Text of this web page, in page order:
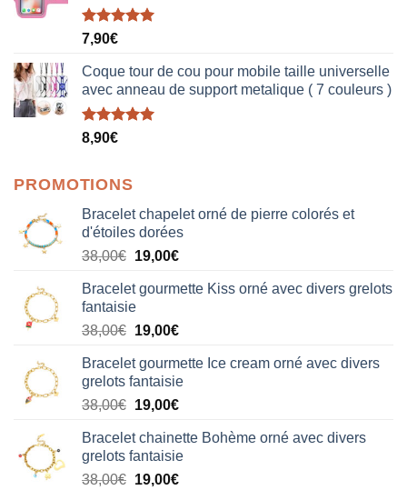
Note5.00
7,90€
Coque tour de cou pour mobile taille universelle
avec anneau de support metalique ( 7 couleurs )
Note5.00
8,90€
PROMOTIONS
Bracelet chapelet orné de pierre colorés et
d'étoiles dorées
38,00€ Le
initial
était :
38,00€.
19,00€Le
actuel
19,00€.
Bracelet gourmette Kiss orné avec divers grelots
fantaisie
38,00€ Le
initial
était :
38,00€.
19,00€Le
actuel
est :
19,00€.
Bracelet gourmette Ice cream orné avec divers
grelots fantaisie
38,00€ Le
initial
était :
38,00€.
19,00€Le
actuel
est :
19,00€.
Bracelet chainette Bohème orné avec divers
grelots fantaisie
38,00€ Le
19,00€Le